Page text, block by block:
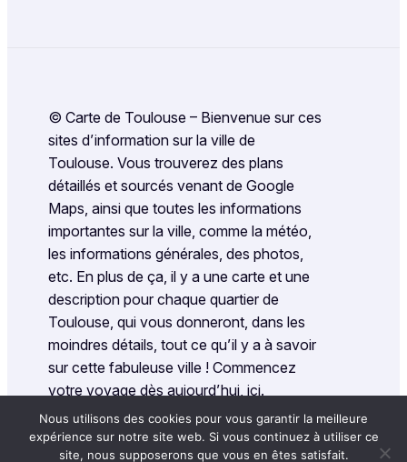
© Carte de Toulouse – Bienvenue sur ces
sites d’information sur la ville de
Toulouse. Vous trouverez des plans
détaillés et sourcés venant de Google
Maps, ainsi que toutes les informations
importantes sur la ville, comme la météo,
les informations générales, des photos,
etc. En plus de ça, il y a une carte et une
description pour chaque quartier de
Toulouse, qui vous donneront, dans les
moindres détails, tout ce qu’il y a à savoir
sur cette fabuleuse ville ! Commencez
votre voyage dès aujourd’hui, ici.
Politique de confidentialité |Contact
Nous utilisons des cookies pour vous garantir la meilleure
expérience sur notre site web. Si vous continuez à utiliser ce
site, nous supposerons que vous en êtes satisfait.